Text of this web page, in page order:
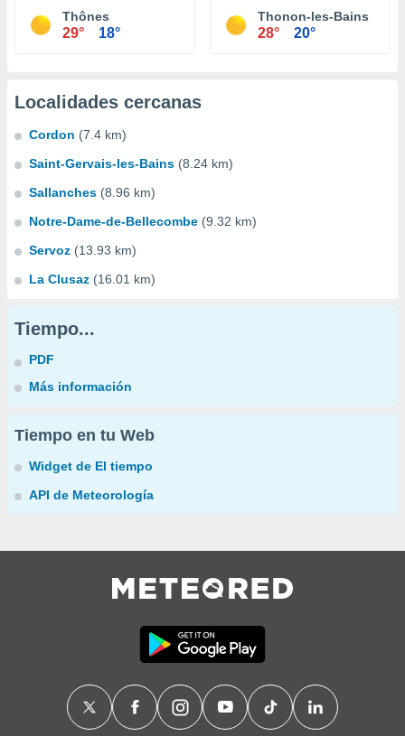
Thônes
29° 18°
Thonon-les-Bains
28° 20°
Localidades cercanas
Cordon (7.4 km)
Saint-Gervais-les-Bains (8.24 km)
Sallanches (8.96 km)
Notre-Dame-de-Bellecombe (9.32 km)
Servoz (13.93 km)
La Clusaz (16.01 km)
Tiempo...
PDF
Más información
Tiempo en tu Web
Widget de El tiempo
API de Meteorología